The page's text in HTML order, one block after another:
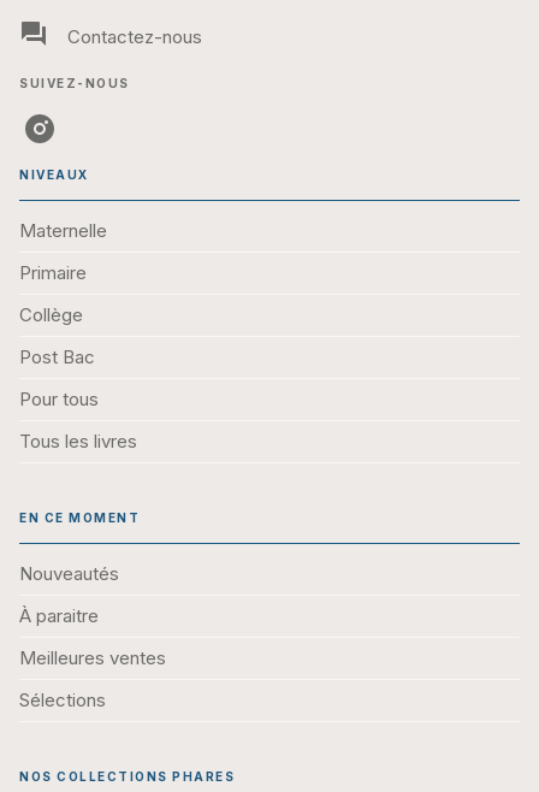
question_answer Contactez-nous
SUIVEZ-NOUS
NIVEAUX
Maternelle
Primaire
Collège
Post Bac
Pour tous
Tous les livres
EN CE MOMENT
Nouveautés
À paraitre
Meilleures ventes
Sélections
NOS COLLECTIONS PHARES